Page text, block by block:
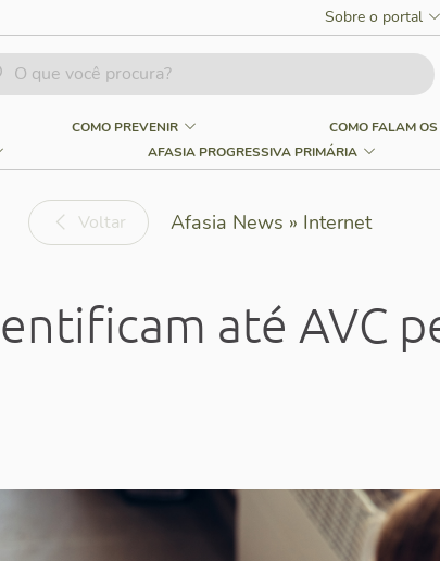
Sobre o portal
COMO PREVENIR COMO FALAM
AFASIA PROGRESSIVA PRIMÁRIA
Voltar Afasia News » Internet
até AVC